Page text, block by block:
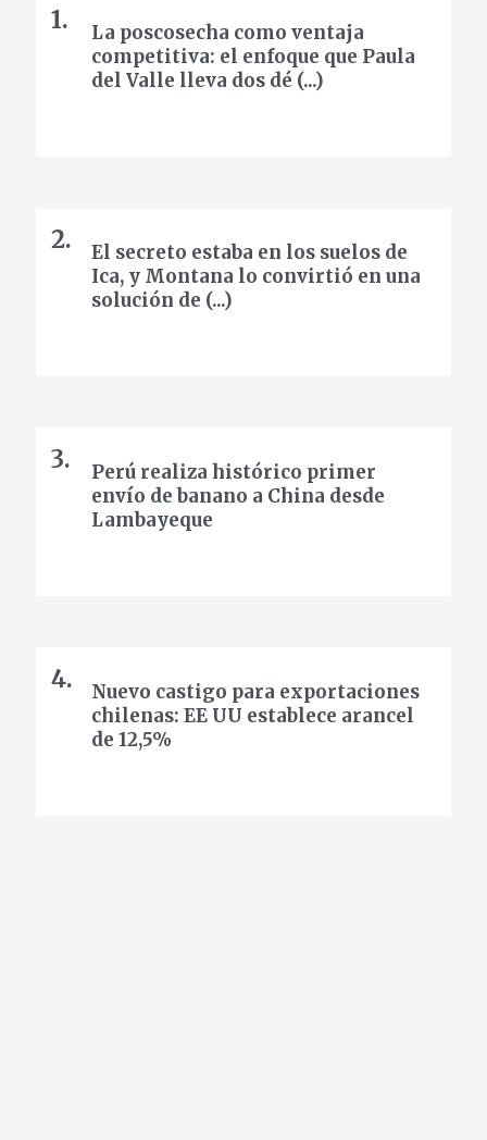
La poscosecha como ventaja
competitiva: el enfoque que Paula
del Valle lleva dos dé (...)
El secreto estaba en los suelos de
Ica, y Montana lo convirtió en una
solución de (...)
Perú realiza histórico primer
envío de banano a China desde
Lambayeque
Nuevo castigo para exportaciones
chilenas: EE UU establece arancel
de 12,5%